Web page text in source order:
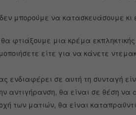
μπορούμε να κατασκευάσουμε
φτιάξουμε μια κρέμα
είτε για να κάνετε
ενδιαφέρει σε αυτή τη συνταγή
αντιγήρανση, θα είναι σε θέση
των ματιών, θα είναι